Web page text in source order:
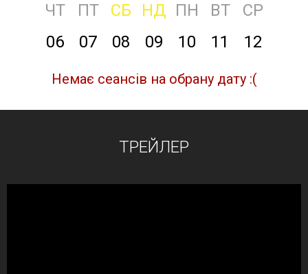
ЧТ ПТ СБ НД ПН ВТ
СР
06
07 08 09 10 11 12
Немає сеансів на обрану дату :(
ТРЕЙЛЕР